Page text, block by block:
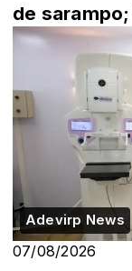
de
Adevirp News
07/08/2026